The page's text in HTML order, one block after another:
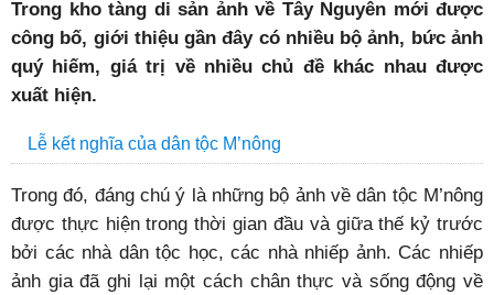
Trong kho tàng di sản ảnh về Tây Nguyên mới được
công bố, giới thiệu gần đây có nhiều bộ ảnh, bức ảnh
quý hiếm, giá trị về nhiều chủ đề khác nhau được
xuất hiện.
Lễ kết nghĩa của dân tộc M’nông
Trong đó, đáng chú ý là những bộ ảnh về dân tộc M’nông
được thực hiện trong thời gian đầu và giữa thế kỷ trước
bởi các nhà dân tộc học, các nhà nhiếp ảnh. Các nhiếp
ảnh gia đã ghi lại một cách chân thực và sống động về